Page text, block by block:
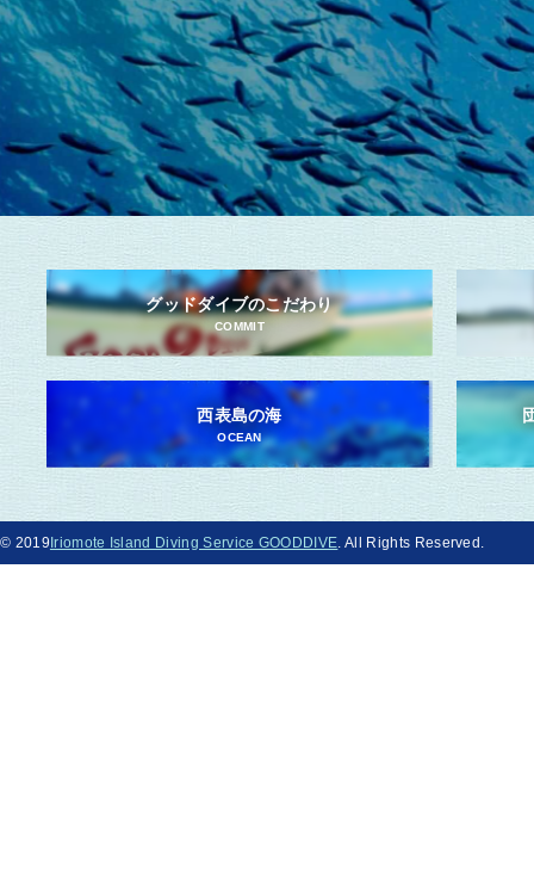
グッドダイブのこだわり
COMMIT
西表島の海
OCEAN
© 2019 Iriomote Island Diving Service GOODDIVE. All Rights Reserved.